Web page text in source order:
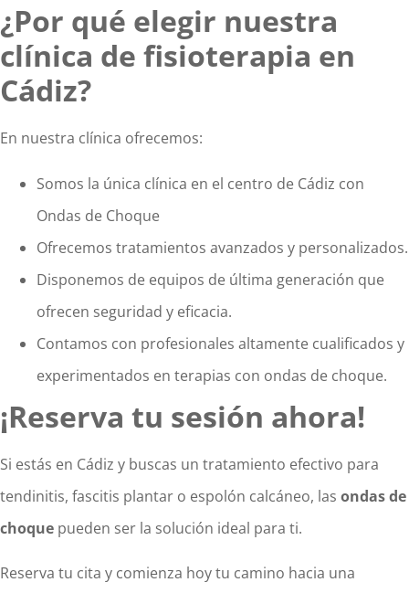
¿Por qué elegir nuestra
clínica de fisioterapia en
Cádiz?
En nuestra clínica ofrecemos:
Somos la única clínica en el centro de Cádiz con
Ondas de Choque
Ofrecemos tratamientos avanzados y personalizados.
Disponemos de equipos de última generación que
ofrecen seguridad y eficacia.
Contamos con profesionales altamente cualificados y
experimentados en terapias con ondas de choque.
¡Reserva tu sesión ahora!
Si estás en Cádiz y buscas un tratamiento efectivo para
tendinitis, fascitis plantar o espolón calcáneo, las ondas de
choque pueden ser la solución ideal para ti.
Reserva tu cita y comienza hoy tu camino hacia una